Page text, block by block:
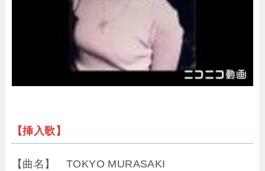
【挿入歌】
【曲名】 TOKYO MURASAKI